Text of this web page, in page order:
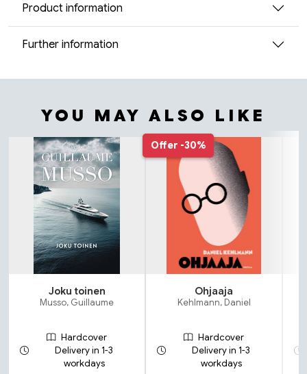
Product information
Further information
YOU MAY ALSO LIKE
Tuoteluettelon alku
Joku toinen
Musso, Guillaume
Hardcover
Delivery in 1-3
workdays
Offer -30%
Ohjaaja
Kehlmann, Daniel
Hardcover
Delivery in 1-3
workdays